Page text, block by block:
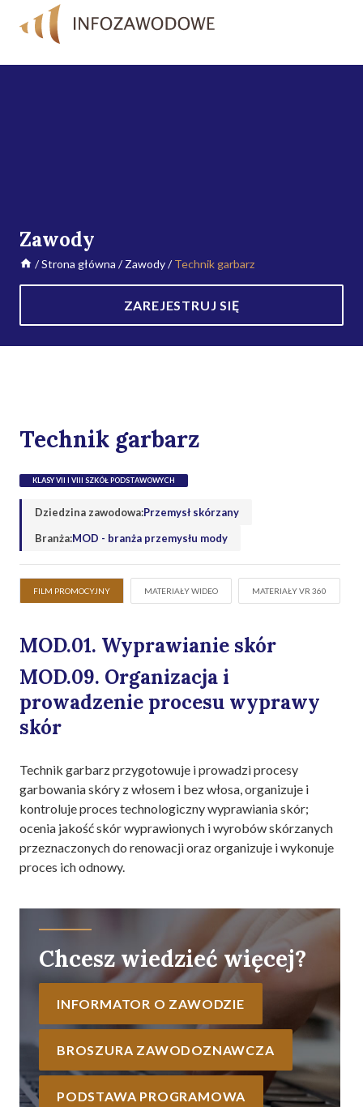
Zawody
/Strona główna /Zawody/Technik garbarz
ZAREJESTRUJ SIĘ
Technik garbarz
KLASY VII I VIII SZKÓŁ PODSTAWOWYCH
Dziedzina zawodowa:Przemysł skórzany
Branża:MOD - branża przemysłu mody
FILM PROMOCYJNY MATERIAŁY WIDEO MATERIAŁY VR 360
MOD.01. Wyprawianie skór
MOD.09. Organizacja i
prowadzenie procesu wyprawy
skór
Technik garbarz przygotowuje i prowadzi procesy
garbowania skóry z włosem i bez włosa, organizuje i
kontroluje proces technologiczny wyprawiania skór;
ocenia jakość skór wyprawionych i wyrobów skórzanych
przeznaczonych do renowacji oraz organizuje i wykonuje
proces ich odnowy.
Chcesz wiedzieć więcej?
INFORMATOR O ZAWODZIE
BROSZURA ZAWODOZNAWCZA
PODSTAWA PROGRAMOWA